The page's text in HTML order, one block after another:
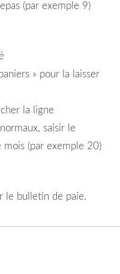
(par exemple 9)
» pour la laisser
la ligne
saisir le
mois (par exemple 20)
le bulletin de paie.